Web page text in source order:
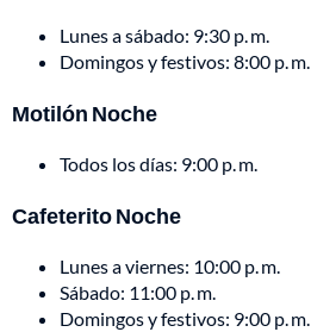
Lunes a sábado: 9:30 p. m.
Domingos y festivos: 8:00 p. m.
Motilón Noche
Todos los días: 9:00 p. m.
Cafeterito Noche
Lunes a viernes: 10:00 p. m.
Sábado: 11:00 p. m.
Domingos y festivos: 9:00 p. m.